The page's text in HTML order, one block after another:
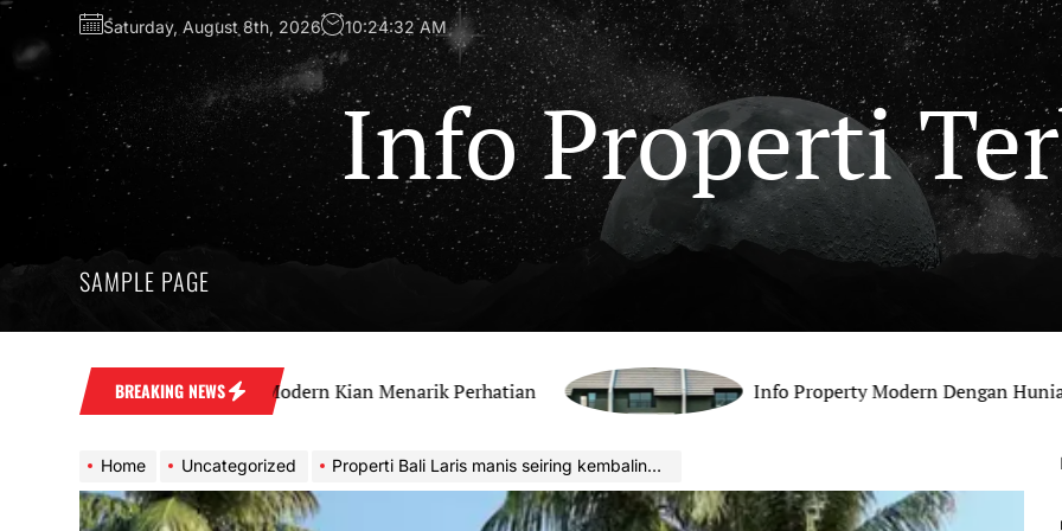
Skip
the
content
Saturday, August 8th, 2026 10:24:34 AM
Info Properti
SAMPLE PAGE
BREAKING NEWS
Apartemen Modern Kian Menarik Perhatian Info Property Modern Dengan Hunian Nyaman
Home Uncategorized Properti Bali Laris manis seiring kembalinya para investor asing